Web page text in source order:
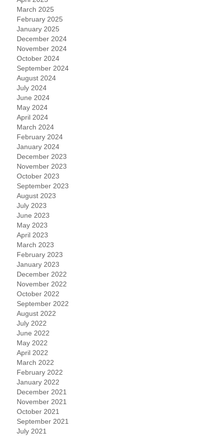
March 2025
February 2025
January 2025
December 2024
November 2024
October 2024
September 2024
August 2024
July 2024
June 2024
May 2024
April 2024
March 2024
February 2024
January 2024
December 2023
November 2023
October 2023
September 2023
August 2023
July 2023
June 2023
May 2023
April 2023
March 2023
February 2023
January 2023
December 2022
November 2022
October 2022
September 2022
August 2022
July 2022
June 2022
May 2022
April 2022
March 2022
February 2022
January 2022
December 2021
November 2021
October 2021
September 2021
July 2021